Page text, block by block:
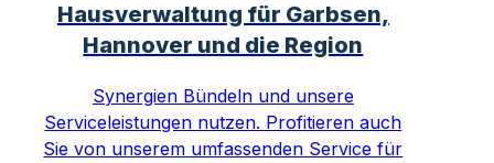
Hausverwaltung für Garbsen,
Hannover und die Region
Synergien Bündeln und unsere
Serviceleistungen nutzen. Profitieren auch
Sie von unserem umfassenden Service für